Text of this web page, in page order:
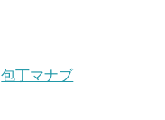
包丁マナブ